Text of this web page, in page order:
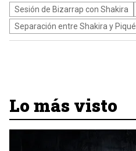
Sesión de Bizarrap con Shakira
Separación entre Shakira y Piqué
Lo más visto